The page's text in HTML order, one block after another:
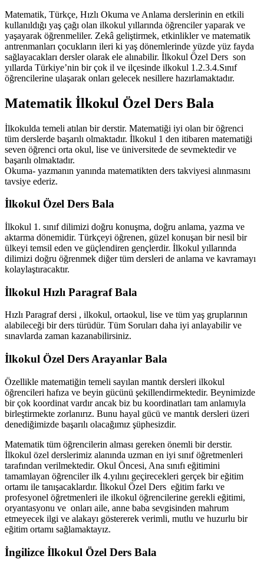
Matematik, Türkçe, Hızlı Okuma ve Anlama derslerinin en etkili
kullanıldığı yaş çağı olan ilkokul yıllarında öğrenciler yaparak ve
yaşayarak öğrenmeliler. Zekâ geliştirmek, etkinlikler ve matematik
antrenmanları çocukların ileri ki yaş dönemlerinde yüzde yüz fayda
sağlayacakları dersler olarak ele alınabilir. İlkokul Özel Ders son
yıllarda Türkiye’nin bir çok il ve ilçesinde ilkokul 1.2.3.4.Sınıf
öğrencilerine ulaşarak onları gelecek nesillere hazırlamaktadır.
Matematik İlkokul Özel Ders Bala
İlkokulda temeli atılan bir derstir. Matematiği iyi olan bir öğrenci
tüm derslerde başarılı olmaktadır. İlkokul 1 den itibaren matematiği
seven öğrenci orta okul, lise ve üniversitede de sevmektedir ve
başarılı olmaktadır.
Okuma- yazmanın yanında matematikten ders takviyesi alınmasını
tavsiye ederiz.
İlkokul Özel Ders Bala
İlkokul 1. sınıf dilimizi doğru konuşma, doğru anlama, yazma ve
aktarma dönemidir. Türkçeyi öğrenen, güzel konuşan bir nesil bir
ülkeyi temsil eden ve güçlendiren gençlerdir. İlkokul yıllarında
dilimizi doğru öğrenmek diğer tüm dersleri de anlama ve kavramayı
kolaylaştıracaktır.
İlkokul Hızlı Paragraf Bala
Hızlı Paragraf dersi , ilkokul, ortaokul, lise ve tüm yaş gruplarının
alabileceği bir ders türüdür. Tüm Soruları daha iyi anlayabilir ve
sınavlarda zaman kazanabilirsiniz.
İlkokul Özel Ders Arayanlar Bala
Özellikle matematiğin temeli sayılan mantık dersleri ilkokul
öğrencileri hafıza ve beyin gücünü şekillendirmektedir. Beynimizde
bir çok koordinat vardır ancak biz bu koordinatları tam anlamıyla
birleştirmekte zorlanırız. Bunu hayal gücü ve mantık dersleri üzeri
denediğimizde başarılı olacağımız şüphesizdir.
Matematik tüm öğrencilerin alması gereken önemli bir derstir.
İlkokul özel derslerimiz alanında uzman en iyi sınıf öğretmenleri
tarafından verilmektedir. Okul Öncesi, Ana sınıfı eğitimini
tamamlayan öğrenciler ilk 4.yılını geçirecekleri gerçek bir eğitim
ortamı ile tanışacaklardır. İlkokul Özel Ders eğitim farkı ve
profesyonel öğretmenleri ile ilkokul öğrencilerine gerekli eğitimi,
oryantasyonu ve onları aile, anne baba sevgisinden mahrum
etmeyecek ilgi ve alakayı göstererek verimli, mutlu ve huzurlu bir
eğitim ortamı sağlamaktayız.
İngilizce İlkokul Özel Ders Bala